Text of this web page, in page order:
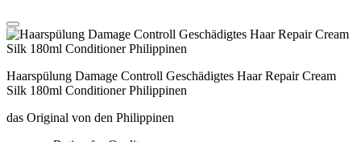
Haarspülung Damage Controll Geschädigtes Haar Repair Cream
Silk 180ml Conditioner Philippinen
das Original von den Philippinen